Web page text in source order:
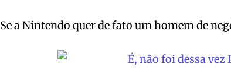
Se a Nintendo quer de fato um homem de